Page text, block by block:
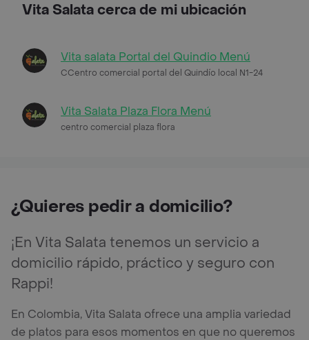
Vita Salata cerca de mi ubicación
Vita salata Portal del Quindio Menú
CCentro comercial portal del Quindío local N1-24
Vita Salata Plaza Flora Menú
centro comercial plaza flora
¿Quieres pedir a domicilio?
¡En Vita Salata tenemos un servicio a
domicilio rápido, práctico y seguro con
Rappi!
En Colombia, Vita Salata ofrece una amplia variedad
de platos para esos momentos en que no queremos